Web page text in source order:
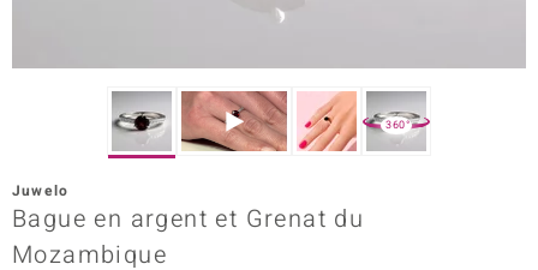
Paraíso
360°
Juwelo
Bague en argent et Grenat du
Mozambique